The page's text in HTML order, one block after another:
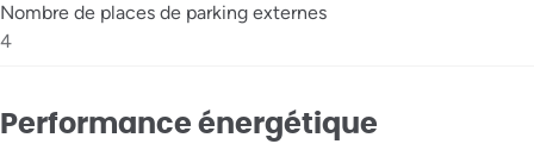
Nombre de places de parking externes
4
Performance énergétique